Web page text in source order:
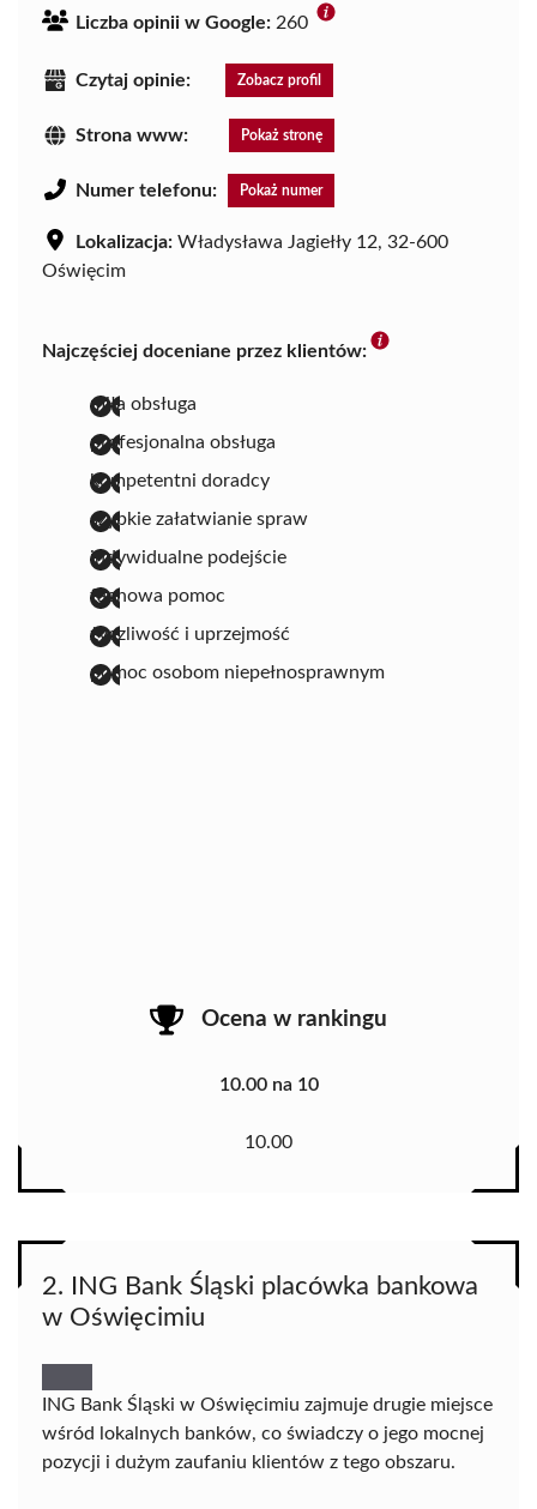
Liczba opinii w Google: 260
Czytaj opinie: Zobacz profil
Strona www: Pokaż stronę
Numer telefonu: Pokaż numer
Lokalizacja: Władysława Jagiełły 12, 32-600
Oświęcim
Najczęściej doceniane przez klientów:
miła obsługa
profesjonalna obsługa
kompetentni doradcy
szybkie załatwianie spraw
indywidualne podejście
fachowa pomoc
życzliwość i uprzejmość
pomoc osobom niepełnosprawnym
Ocena w rankingu
10.00 na 10
10.00
2. ING Bank Śląski placówka bankowa
w Oświęcimiu
ING Bank Śląski w Oświęcimiu zajmuje drugie miejsce
wśród lokalnych banków, co świadczy o jego mocnej
pozycji i dużym zaufaniu klientów z tego obszaru.